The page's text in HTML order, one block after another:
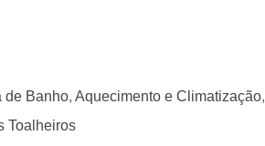
de Banho, Aquecimento e Climatização,
Toalheiros